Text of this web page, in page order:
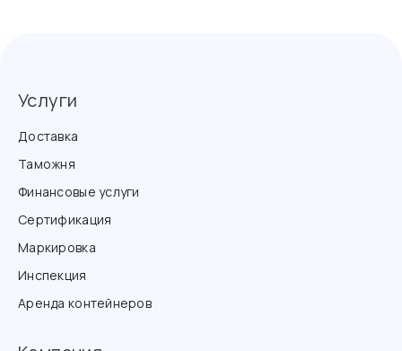
Услуги
Доставка
Таможня
Финансовые услуги
Сертификация
Маркировка
Инспекция
Аренда контейнеров